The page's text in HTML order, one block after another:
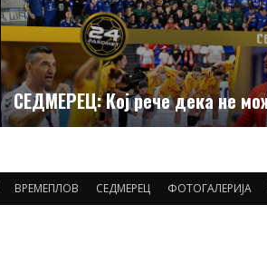
СЕДМЕРЕЦ: Кој рече дека не
ВРЕМЕПЛОВ СЕДМЕРЕЦ ФОТОГАЛЕРИЈА